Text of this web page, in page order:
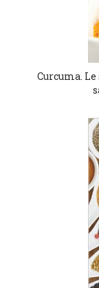
Curcuma.